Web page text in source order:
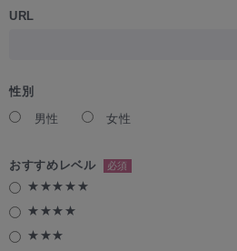
URL
性別
男性
女性
おすすめレベル 必須
★★★★★
★★★★
★★★